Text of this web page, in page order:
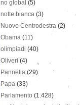
no global (5)
notte bianca (3)
Nuovo Centrodestra (2)
Obama (11)
olimpiadi (40)
Oliveri (4)
Pannella (29)
Papa (33)
Parlamento (1.428)